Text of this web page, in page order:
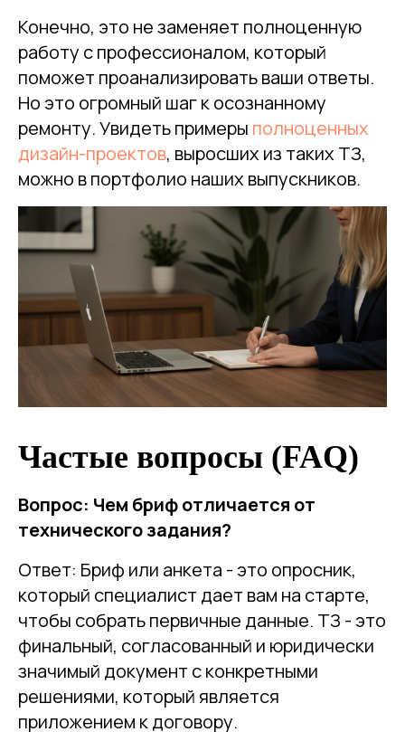
Конечно, это не заменяет полноценную
работу с профессионалом, который
поможет проанализировать ваши ответы.
Но это огромный шаг к осознанному
ремонту. Увидеть примеры полноценных
дизайн-проектов, выросших из таких ТЗ,
можно в портфолио наших выпускников.
Частые вопросы (FAQ)
Вопрос: Чем бриф отличается от
технического задания?
Ответ: Бриф или анкета - это опросник,
который специалист дает вам на старте,
чтобы собрать первичные данные. ТЗ - это
финальный, согласованный и юридически
значимый документ с конкретными
решениями, который является
приложением к договору.